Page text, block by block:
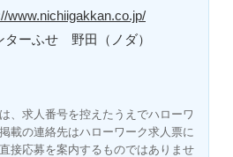
www.nichiigakkan.co.jp/
ターふせ 野田（ノダ）
、求人番号を控えたうえでハローワ
載の連絡先はハローワーク求人票に
接応募を案内するものではありませ